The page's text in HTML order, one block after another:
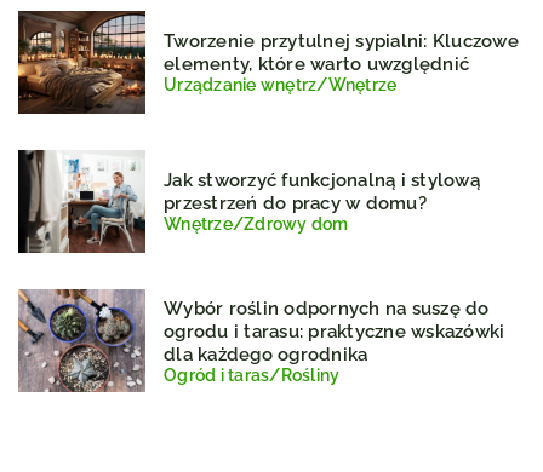
Tworzenie przytulnej sypialni: Kluczowe
elementy, które warto uwzględnić
Urządzanie wnętrz/Wnętrze
Jak stworzyć funkcjonalną i stylową
przestrzeń do pracy w domu?
Wnętrze/Zdrowy dom
Wybór roślin odpornych na suszę do
ogrodu i tarasu: praktyczne wskazówki
dla każdego ogrodnika
Ogród i taras/Rośliny